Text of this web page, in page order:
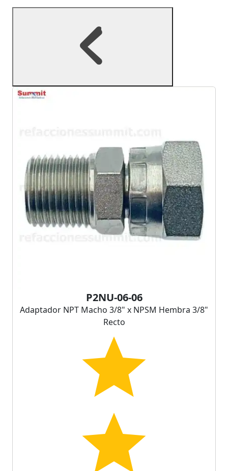
P2NU-06-06
Adaptador NPT Macho 3/8" x NPSM Hembra 3/8"
Recto